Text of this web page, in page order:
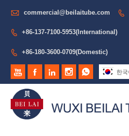
 commercial@beilaitube.com 
 +86-137-7100-5953(International)
 +86-180-3600-0709(Domestic)
     한국